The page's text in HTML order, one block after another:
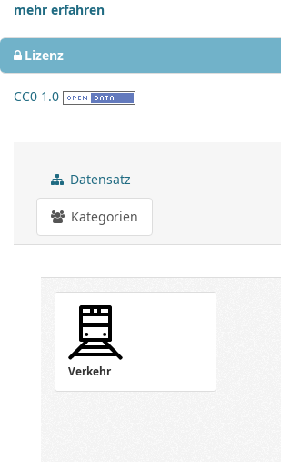
mehr erfahren
Lizenz
CC0 1.0
Datensatz
Kategorien
Verkehr